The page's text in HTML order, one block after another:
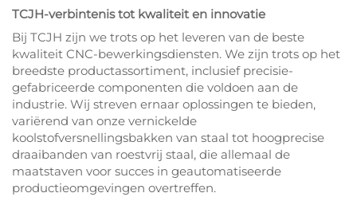
TCJH-verbintenis tot kwaliteit en innovatie
Bij TCJH zijn we trots op het leveren van de beste
kwaliteit CNC-bewerkingsdiensten. We zijn trots op het
breedste productassortiment, inclusief precisie-
gefabriceerde componenten die voldoen aan de
industrie. Wij streven ernaar oplossingen te bieden,
variërend van onze vernickelde
koolstofversnellingsbakken van staal tot hoogprecise
draaibanden van roestvrij staal, die allemaal de
maatstaven voor succes in geautomatiseerde
productieomgevingen overtreffen.